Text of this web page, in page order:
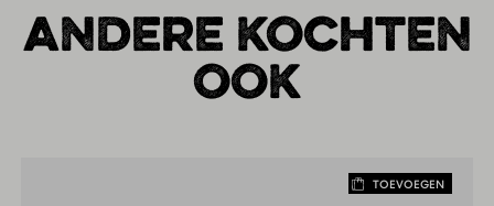
ANDERE KOCHTEN
OOK
TOEVOEGEN